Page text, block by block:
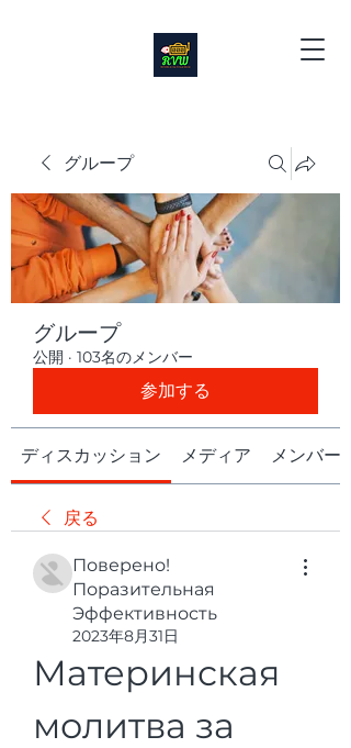
グループ
グループ
公開 · 103名のメンバー
参加する
ディスカッション メディア メンバー
戻る
Поверено!
Поразительная
Эффективность
2023年8月31日
Материнская
молитва за